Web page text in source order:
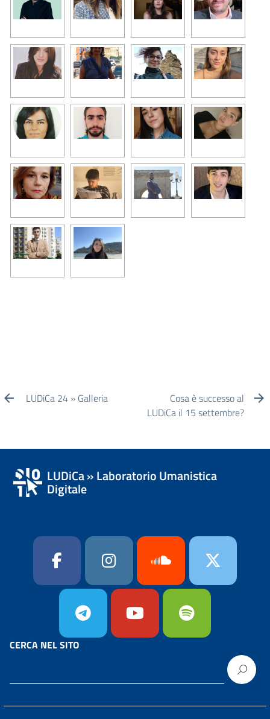
LUDiCa 24 » Galleria
Cosa è successo al
LUDiCa il 15 settembre?
LUDiCa » Laboratorio Umanistica
Digitale
CERCA NEL SITO